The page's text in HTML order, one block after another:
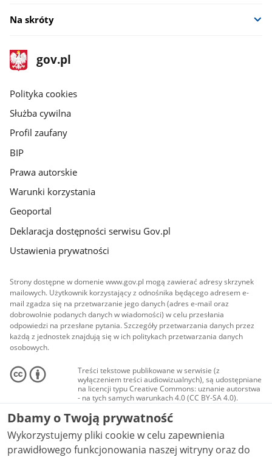
Na skróty
stopka
gov.pl
Strona
gov.pl
gov.pl
Polityka cookies
Służba cywilna
Profil zaufany
BIP
Prawa autorskie
Warunki korzystania
Geoportal
Deklaracja dostępności serwisu Gov.pl
Ustawienia prywatności
Strony dostępne w domenie www.gov.pl mogą zawierać adresy skrzynek
mailowych. Użytkownik korzystający z odnośnika będącego adresem e-
mail zgadza się na przetwarzanie jego danych (adres e-mail oraz
dobrowolnie podanych danych w wiadomości) w celu przesłania
odpowiedzi na przesłane pytania. Szczegóły przetwarzania danych przez
każdą z jednostek znajdują się w ich politykach przetwarzania danych
osobowych.
Treści tekstowe publikowane w serwisie (z
wyłączeniem treści audiowizualnych), są udostępniane
na licencji typu Creative Commons: uznanie autorstwa
- na tych samych warunkach 4.0 (CC BY-SA 4.0).
Materiały audiowizualne, w tym zdjęcia, materiały
audio i wideo, są udostępniane na licencji typu
Creative Commons: uznanie autorstwa użycie
niekomercyjne - bez utworów zależnych 4.0 (CC BY-
NC-ND 4.0), o ile nie jest to stwierdzone inaczej.
Dbamy o Twoją prywatność
Wykorzystujemy pliki cookie w celu zapewnienia
prawidłowego funkcjonowania naszej witryny oraz do